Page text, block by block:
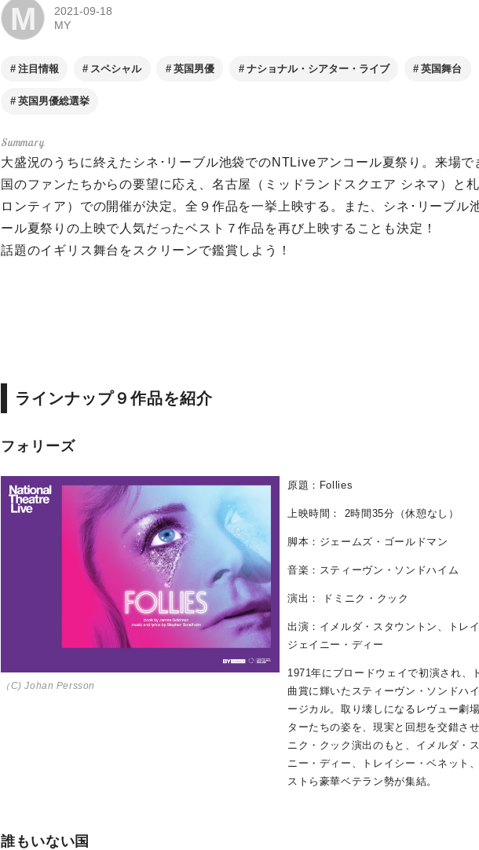
M
2021-09-18
MY
注目情報 スペシャル 英国男優 ナショナル・シアター・ライブ 英国舞台
英国男優総選挙
大盛況のうちに終えたシネ･リーブル池袋でのNTLiveアンコール夏祭り。来場で
国のファンたちからの要望に応え、名古屋（ミッドランドスクエア シネマ）と
ロンティア）での開催が決定。全９作品を一挙上映する。また、シネ･リーブル
ール夏祭りの上映で人気だったベスト７作品を再び上映することも決定！
話題のイギリス舞台をスクリーンで鑑賞しよう！
ラインナップ９作品を紹介
フォリーズ
（C) Johan Persson
原題：Follies
上映時間： 2時間35分（休憩なし）
脚本：ジェームズ・ゴールドマン
音楽：スティーヴン・ソンドハイム
演出： ドミニク・クック
出演：イメルダ・スタウントン、トレ
ジェイニー・ディー
1971年にブロードウェイで初演され、
曲賞に輝いたスティーヴン・ソンドハ
ージカル。取り壊しになるレヴュー劇
ターたちの姿を、現実と回想を交錯さ
ニク・クック演出のもと、イメルダ・
ニー・ディー、トレイシー・ベネット
ストら豪華ベテラン勢が集結。
誰もいない国